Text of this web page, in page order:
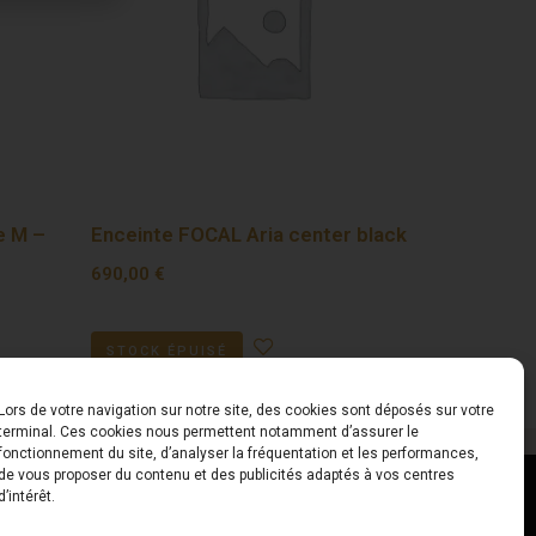
de votre navigation sur notre site, des cookies sont déposés sur votre
Ces cookies nous permettent notamment d’assurer le
du site, d’analyser la fréquentation et les performances,
vous proposer du contenu et des publicités adaptés à vos centres
M – Enceinte FOCAL Aria center black
690,00 €
STOCK ÉPUISÉ